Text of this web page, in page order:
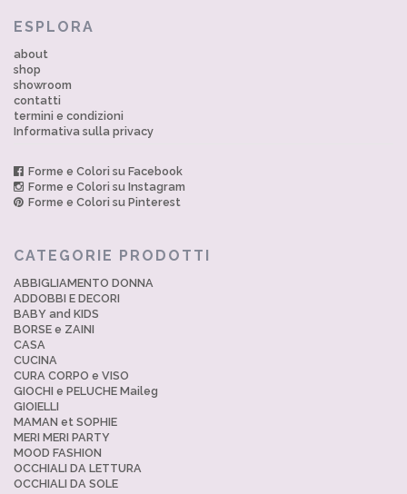
ESPLORA
about
shop
showroom
contatti
termini e condizioni
Informativa sulla privacy
Forme e Colori su Facebook
Forme e Colori su Instagram
Forme e Colori su Pinterest
CATEGORIE PRODOTTI
ABBIGLIAMENTO DONNA
ADDOBBI E DECORI
BABY and KIDS
BORSE e ZAINI
CASA
CUCINA
CURA CORPO e VISO
GIOCHI e PELUCHE Maileg
GIOIELLI
MAMAN et SOPHIE
MERI MERI PARTY
MOOD FASHION
OCCHIALI DA LETTURA
OCCHIALI DA SOLE